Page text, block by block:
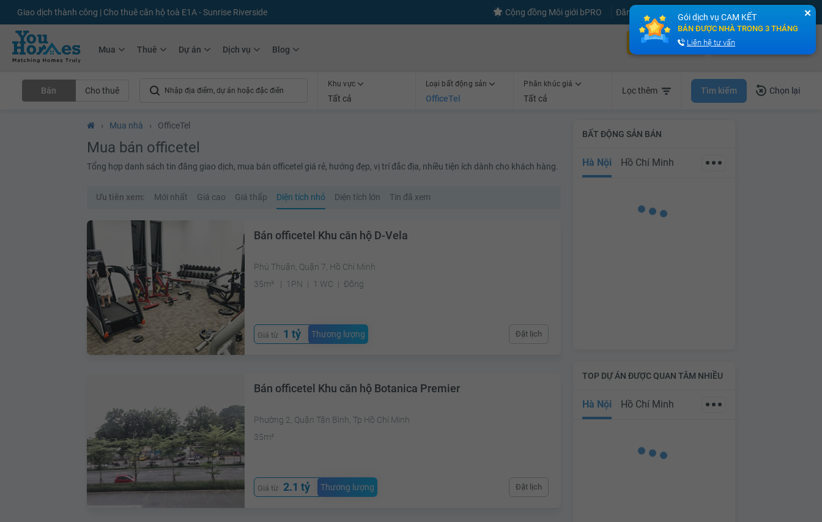
+75.000Tin đăng mới hàng tháng +10.000Thành viên Youhomers Cộng đồng Môi giới bPRO Đăng tin miễn phí Đăng ký Đăng nhập
Mua Thuê Dự án Dịch vụ Blog
Bán nhà nhanh Cho thuê nhà nhanh
Bán Cho thuê
Khu vực
Tất cả
Loại bất động sản
OfficeTel
Phân khúc giá
Tất cả
Lọc thêm Tìm kiếm Chọn lại
› Mua nhà › OfficeTel
Mua bán officetel
Tổng hợp danh sách tin đăng giao dịch, mua bán officetel giá rẻ, hướng đẹp, vị trí đắc địa, nhiều tiện ích dành cho khách hàng.
Ưu tiên xem: Mới nhất Giá cao Giá thấp Diện tích nhỏ Diện tích lớn Tin đã xem
Bán officetel Khu căn hộ D-Vela
Phú Thuận, Quận 7, Hồ Chí Minh
35m²
1PN 1 WC Đông
Giá từ 1 tỷ Thương lượng Đặt lịch
Bán officetel Khu căn hộ Botanica Premier
Phường 2, Quận Tân Bình, Tp Hồ Chí Minh
35m²
Giá từ 2.1 tỷ Thương lượng Đặt lịch
BẤT ĐỘNG SẢN BÁN
Hà Nội Hồ Chí Minh
TOP DỰ ÁN ĐƯỢC QUAN TÂM NHIỀU
Hà Nội Hồ Chí Minh
✕
Gói dịch vụ CAM KẾT
BÁN ĐƯỢC NHÀ TRONG 3 THÁNG
Liên hệ tư vấn